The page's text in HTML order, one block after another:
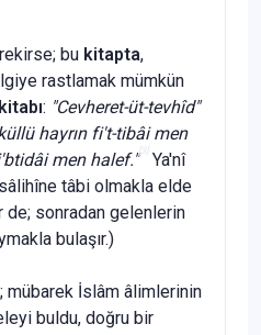
bu kitapta,
rastlamak mümkün
kitabı: "Cevheret-üt-tevhîd"
hayrın fi't-tibâi men
men halef."[3]
Ya'nî
tâbi olmakla elde
de; sonradan gelenlerin
bulaşır.)
mübarek İslâm âlimlerinin
buldu, doğru bir